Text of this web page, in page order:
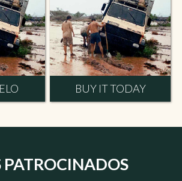
BUY IT TODAY
PATROCINADOS